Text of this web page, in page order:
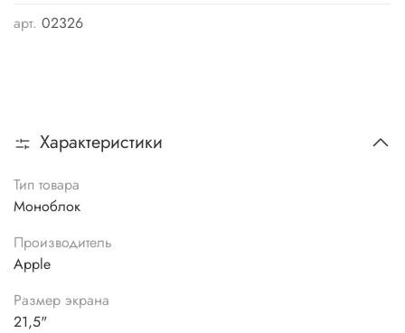
арт. 02326
Характеристики
Тип товара
Моноблок
Производитель
Apple
Размер экрана
21,5"